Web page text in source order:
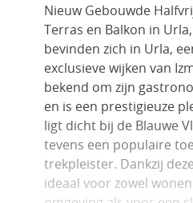
Nieuw Gebouwde
Terras en Balkon in Urla,
bevinden zich in Urla,
exclusieve wijken van
bekend om zijn
en is een prestigieuze
ligt dicht bij de Blauwe
tevens een populaire
trekpleister. Dankzij
ideaal voor zowel